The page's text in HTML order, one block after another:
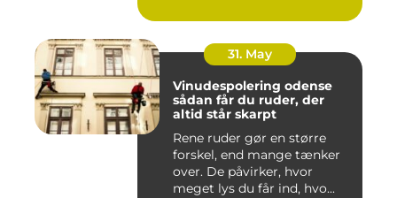
31. May
Vinudespolering odense
sådan får du ruder, der
altid står skarpt
Rene ruder gør en større
forskel, end mange tænker
over. De påvirker, hvor
meget lys du får ind, hvo...